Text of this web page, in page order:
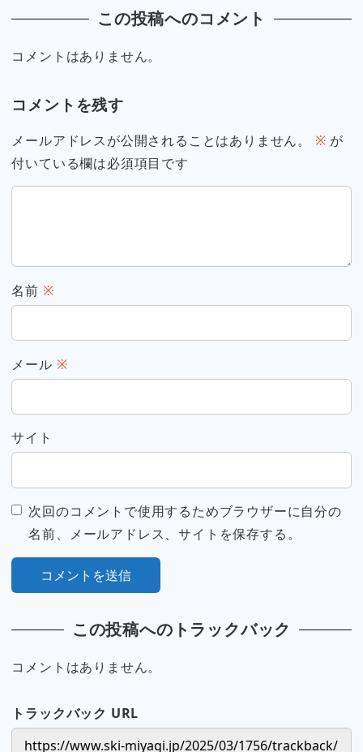
この投稿へのコメント
コメントはありません。
コメントを残す
メールアドレスが公開されることはありません。 ※ が
付いている欄は必須項目です
名前 ※
メール ※
サイト
次回のコメントで使用するためブラウザーに自分の
名前、メールアドレス、サイトを保存する。
この投稿へのトラックバック
コメントはありません。
トラックバック URL